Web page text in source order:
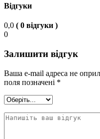
Відгуки
0,0 ( 0 відгуки )
0
Залишити відгук
Ваша e-mail адреса не
поля позначені *